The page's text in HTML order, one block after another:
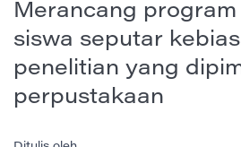
Merancang
siswa seputar
penelitian yang
perpustakaan